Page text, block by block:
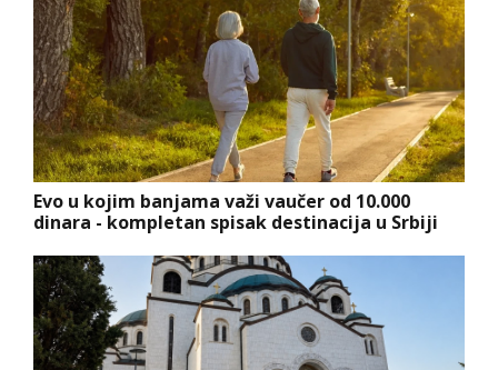
Evo u kojim banjama važi vaučer od 10.000
dinara - kompletan spisak destinacija u Srbiji